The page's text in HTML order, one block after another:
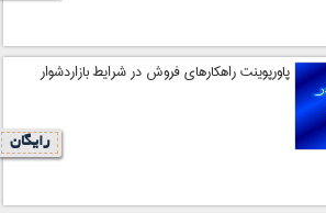
پاورپوینت راهکارهای فروش در شرایط بازاردشوار
رایگان